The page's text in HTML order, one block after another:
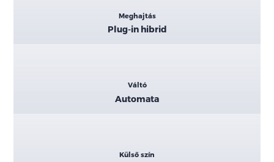
Meghajtás
Plug-in hibrid
Váltó
Automata
Külső szín